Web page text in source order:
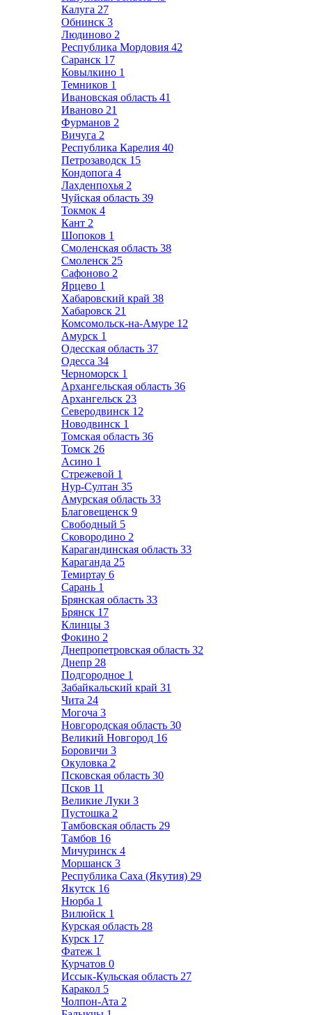
Калуга 27
Обнинск 3
Людиново 2
Республика Мордовия 42
Саранск 17
Ковылкино 1
Темников 1
Ивановская область 41
Иваново 21
Фурманов 2
Вичуга 2
Республика Карелия 40
Петрозаводск 15
Кондопога 4
Лахденпохья 2
Чуйская область 39
Токмок 4
Кант 2
Шопоков 1
Смоленская область 38
Смоленск 25
Сафоново 2
Ярцево 1
Хабаровский край 38
Хабаровск 21
Комсомольск-на-Амуре 12
Амурск 1
Одесская область 37
Одесса 34
Черноморск 1
Архангельская область 36
Архангельск 23
Северодвинск 12
Новодвинск 1
Томская область 36
Томск 26
Асино 1
Стрежевой 1
Нур-Султан 35
Амурская область 33
Благовещенск 9
Свободный 5
Сковородино 2
Карагандинская область 33
Караганда 25
Темиртау 6
Сарань 1
Брянская область 33
Брянск 17
Клинцы 3
Фокино 2
Днепропетровская область 32
Днепр 28
Подгородное 1
Забайкальский край 31
Чита 24
Могоча 3
Новгородская область 30
Великий Новгород 16
Боровичи 3
Окуловка 2
Псковская область 30
Псков 11
Великие Луки 3
Пустошка 2
Тамбовская область 29
Тамбов 16
Мичуринск 4
Моршанск 3
Республика Саха (Якутия) 29
Якутск 16
Нюрба 1
Вилюйск 1
Курская область 28
Курск 17
Фатеж 1
Курчатов 0
Иссык-Кульская область 27
Каракол 5
Чолпон-Ата 2